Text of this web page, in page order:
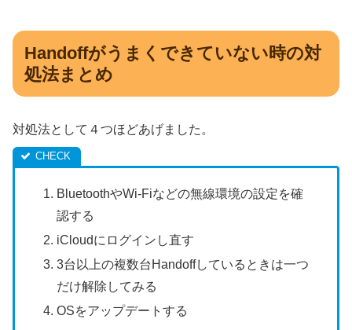
Handoffがうまくできていない時の対
処法まとめ
対処法として４つほどあげました。
BluetoothやWi-Fiなどの無線環境の設定を確
認する
iCloudにログインし直す
3台以上の複数台Handoffしているときは一つ
だけ解除してみる
OSをアップデートする